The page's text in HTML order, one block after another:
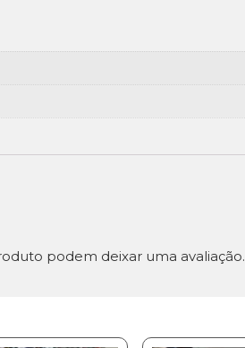
podem deixar uma avaliação.